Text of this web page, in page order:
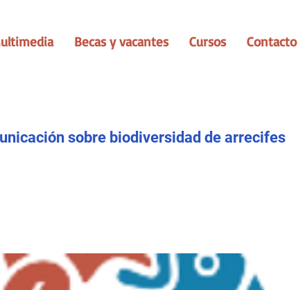
Becas y vacantes Cursos Contacto
sobre biodiversidad de arrecifes